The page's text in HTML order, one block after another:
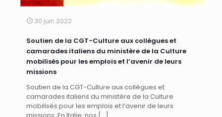
30 juin 2022
Soutien de la CGT-Culture aux collègues et
camarades italiens du ministère de la Culture
mobilisés pour les emplois et l’avenir de leurs
missions
Soutien de la CGT-Culture aux collègues et
camarades italiens du ministère de la Culture
mobilisés pour les emplois et l’avenir de leurs